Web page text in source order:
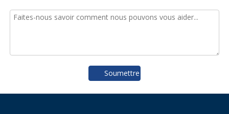
Soumettre